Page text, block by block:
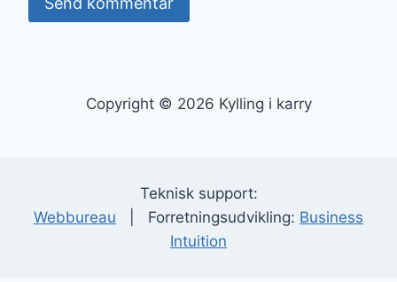
Copyright © 2026 Kylling i karry
Teknisk support:
Webbureau | Forretningsudvikling: Business
Intuition